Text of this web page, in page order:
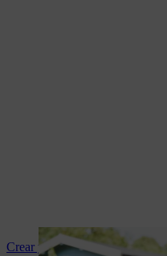
Crear y diseñar camas